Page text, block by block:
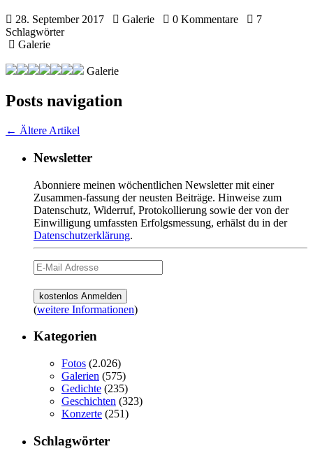
28. September 2017 Galerie 0 Kommentare
7
Schlagwörter
Galerie
Galerie
Posts navigation
← Ältere Artikel
Newsletter
Abonniere meinen wöchentlichen Newsletter mit einer
Zusammen-fassung der neusten Beiträge. Hinweise zum
Datenschutz, Widerruf, Protokollierung sowie der von der
Einwilligung umfassten Erfolgsmessung, erhälst du in der
Datenschutzerklärung.
(weitere Informationen)
Kategorien
Fotos (2.026)
Galerien (575)
Gedichte (235)
Geschichten (323)
Konzerte (251)
Schlagwörter